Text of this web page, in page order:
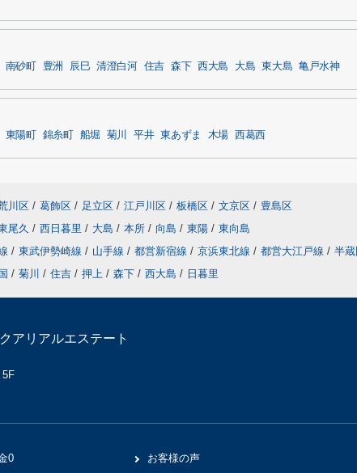
南砂町 豊洲 辰巳 清澄白河 住吉 森下 西大島 大島 東大島 亀戸水神
東陽町 錦糸町 船堀 菊川 平井 東あずま 木場 西葛西
川区 / 葛飾区 / 足立区 / 江戸川区 / 板橋区 / 文京区 / 豊島区
尾久 / 西日暮里 / 大島 / 本所 / 向島 / 東陽 / 東向島
/ 東武伊勢崎線 / 山手線 / 都営新宿線 / 京浜東北線 / 都営大江戸線 / 半
/ 菊川 / 住吉 / 押上 / 森下 / 西大島 / 日暮里
アリアルエステート
5F
0 お客様の声